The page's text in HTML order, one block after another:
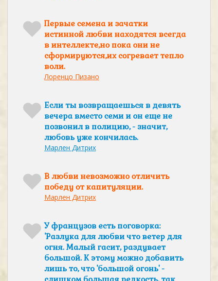
Первые семена и зачатки
истинной любви находятся всегда
в интеллекте,но пока они не
сформируются,их согревает тепло
воли.
Лоренцо Пизано
Если ты возвращаешься в девять
вечера вместо семи и он еще не
позвонил в полицию, - значит,
любовь уже кончилась.
Марлен Дитрих
В любви невозможно отличить
победу от капитуляции.
Марлен Дитрих
У французов есть поговорка:
'Разлука для любви что ветер для
огня. Малый гасит, раздувает
большой. К этому можно добавить
лишь то, что 'большой огонь' -